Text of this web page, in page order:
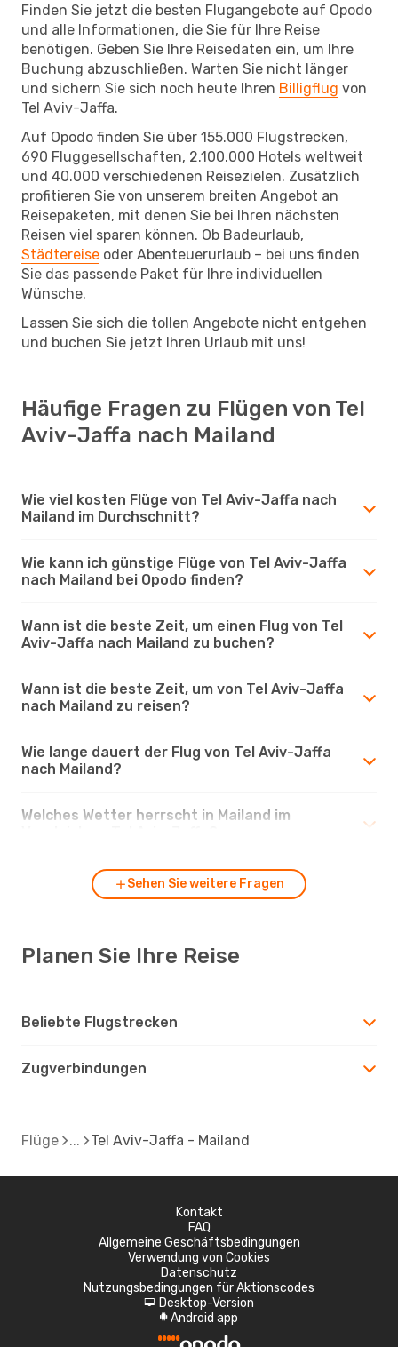
Finden Sie jetzt die besten Flugangebote auf Opodo
und alle Informationen, die Sie für Ihre Reise
benötigen. Geben Sie Ihre Reisedaten ein, um Ihre
Buchung abzuschließen. Warten Sie nicht länger
und sichern Sie sich noch heute Ihren Billigflug von
Tel Aviv-Jaffa.
Auf Opodo finden Sie über 155.000 Flugstrecken,
690 Fluggesellschaften, 2.100.000 Hotels weltweit
und 40.000 verschiedenen Reisezielen. Zusätzlich
profitieren Sie von unserem breiten Angebot an
Reisepaketen, mit denen Sie bei Ihren nächsten
Reisen viel sparen können. Ob Badeurlaub,
Städtereise oder Abenteuerurlaub – bei uns finden
Sie das passende Paket für Ihre individuellen
Wünsche.
Lassen Sie sich die tollen Angebote nicht entgehen
und buchen Sie jetzt Ihren Urlaub mit uns!
Häufige Fragen zu Flügen von Tel
Aviv-Jaffa nach Mailand
Wie viel kosten Flüge von Tel Aviv-Jaffa nach
Mailand im Durchschnitt?
Wie kann ich günstige Flüge von Tel Aviv-Jaffa
nach Mailand bei Opodo finden?
Wann ist die beste Zeit, um einen Flug von Tel
Aviv-Jaffa nach Mailand zu buchen?
Wann ist die beste Zeit, um von Tel Aviv-Jaffa
nach Mailand zu reisen?
Wie lange dauert der Flug von Tel Aviv-Jaffa
nach Mailand?
Welches Wetter herrscht in Mailand im
Sehen Sie weitere Fragen
Planen Sie Ihre Reise
Beliebte Flugstrecken
Zugverbindungen
Flüge Tel Aviv-Jaffa - Mailand
Kontakt
FAQ
Allgemeine Geschäftsbedingungen
Verwendung von Cookies
Datenschutz
Nutzungsbedingungen für Aktionscodes
d Desktop-Version
A Android app